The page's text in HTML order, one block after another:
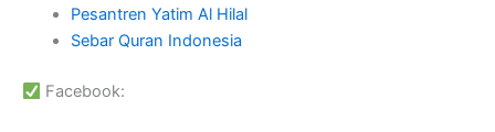
Pesantren Yatim Al Hilal
Sebar Quran Indonesia
Facebook: